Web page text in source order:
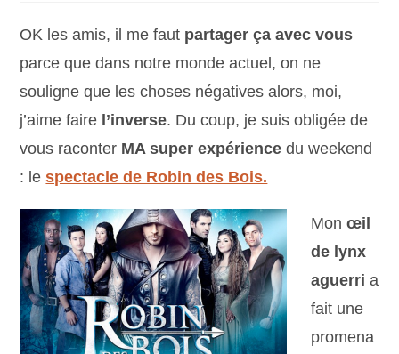
OK les amis, il me faut partager ça avec vous
parce que dans notre monde actuel, on ne
souligne que les choses négatives alors, moi,
j’aime faire l’inverse. Du coup, je suis obligée de
vous raconter MA super expérience du weekend
: lespectacle de Robin des Bois.
Monœil
de lynx
aguerri a
fait une
promena